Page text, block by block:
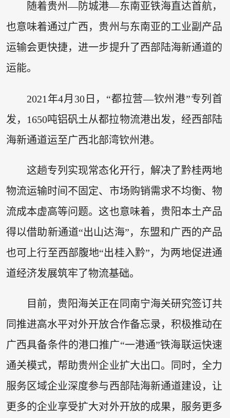
随着贵州—防城港—东南亚铁海直达首航，
也意味着通过广西，贵州与东南亚的工业副产品
运输会更快捷，进一步提升了西部陆海新通道的
运能。
2021年4月30日，“都拉营—钦州港”专列首
发，1650吨铝矾土从都拉物流港出发，经西部陆
海新通道运至广西北部湾钦州港。
这趟专列实现常态化开行，解决了黔桂两地
物流运输时间不固定、市场购销需求不均衡、物
流成本虚高等问题。这也意味着，贵阳本土产品
得以借助新通道“出山达海”，东盟和广西的产品
也可上行至西部腹地“出桂入黔”，为两地促进通
道经济发展筑牢了物流基础。
目前，贵阳海关正在同南宁海关研究签订共
同推进高水平对外开放合作备忘录，积极推动在
广西具备条件的港口推广“一港通”铁海联运快速
通关模式，帮助贵州企业扩大出口。同时，全力
服务区域企业深度参与西部陆海新通道建设，让
更多的企业享受扩大对外开放的成果，服务更多